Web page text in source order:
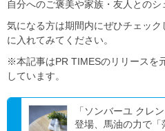
自分へのご褒美や家族・友人とのシ
気になる方は期間内にぜひチェッ
に入れてみてください。
※本記事はPR TIMESのリリースを
しています。
「ソンバーユ クレ
登場、馬油の力で「